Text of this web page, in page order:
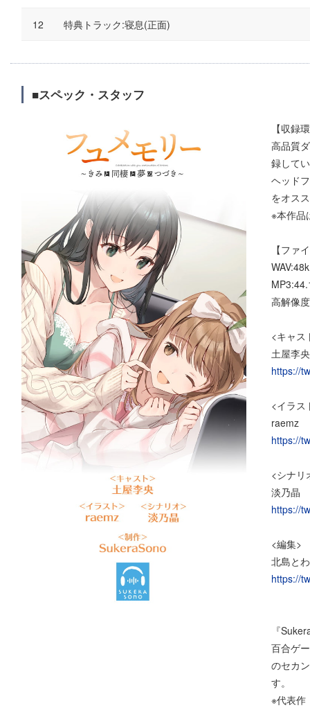
特典トラック:寝息(正面)
■スペック・スタッフ
【収録
高品質
録して
ヘッド
をオス
※本作品
【ファ
高解像
<キャス
土屋李央
https://
<イラス
raemz
https://
<シナリ
淡乃晶
https://
<編集>
北島とわ
https://
『
百合ゲ
のセカ
す。
※代表作